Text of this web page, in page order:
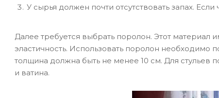
У сырья должен почти отсутствовать запах. Если
Далее требуется выбрать поролон. Этот материал
эластичность. Использовать поролон
толщина должна быть не менее 10 см. Для стульев
и ватина.